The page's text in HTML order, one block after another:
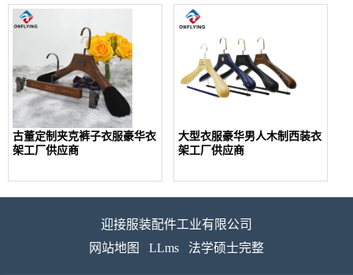
古董定制夹克裤子衣服豪华衣
架工厂供应商
大型衣服豪华男人木制西装衣
架工厂供应商
迎接服装配件工业有限公司
网站地图
LLms 法学硕士完整